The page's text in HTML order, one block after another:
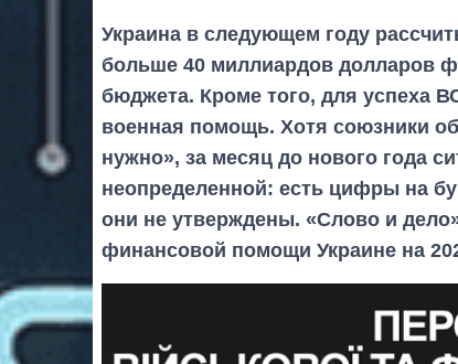
Украина в следующем году
больше 40 миллиардов долларов
бюджета. Кроме того, для успеха
военная помощь. Хотя союзники
нужно», за месяц до нового года
неопределенной: есть цифры на
они не утверждены. «Слово и
финансовой помощи Украине на